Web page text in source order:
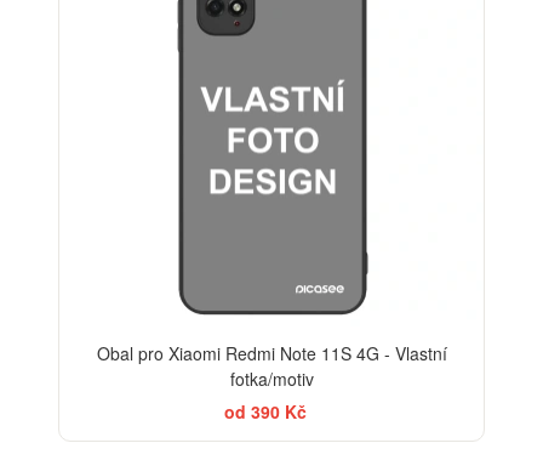
Obal pro Xiaomi Redmi Note 11S 4G - Vlastní
fotka/motiv
od 390 Kč